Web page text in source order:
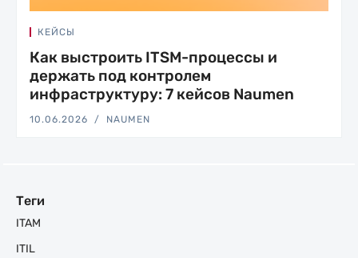
КЕЙСЫ
Как выстроить ITSM-процессы и
держать под контролем
инфраструктуру: 7 кейсов Naumen
10.06.2026 NAUMEN
Теги
ITAM
ITIL